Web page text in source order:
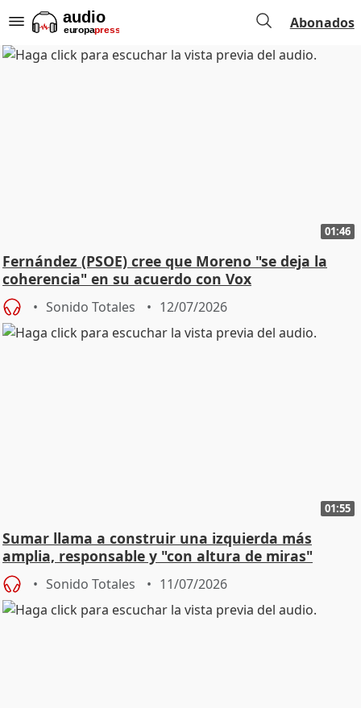
Abonados
01:46
Fernández (PSOE) cree que Moreno "se deja la
coherencia" en su acuerdo con Vox
Sonido Totales 12/07/2026
01:55
Sumar llama a construir una izquierda más
amplia, responsable y "con altura de miras"
Sonido Totales 11/07/2026